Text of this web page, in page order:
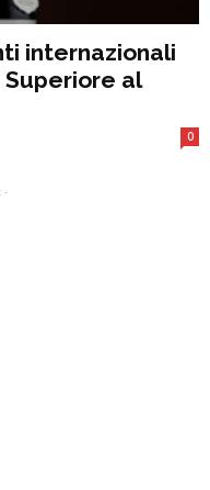
internazionali
Superiore al
0
-